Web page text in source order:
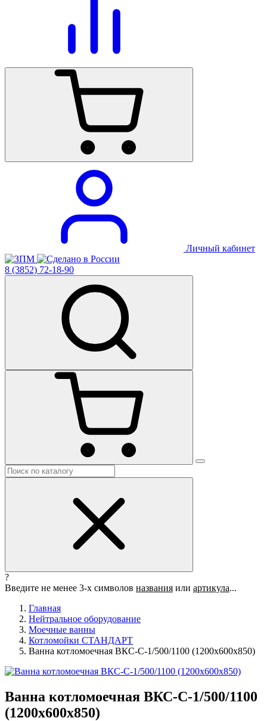
Личный кабинет
8 (3852) 72-18-90
?
Введите не менее 3-х символов названия или артикула...
Главная
Нейтральное оборудование
Моечные ванны
Котломойки СТАНДАРТ
Ванна котломоечная ВКС-С-1/500/1100 (1200х600х850)
Ванна котломоечная ВКС-С-1/500/1100
(1200х600х850)